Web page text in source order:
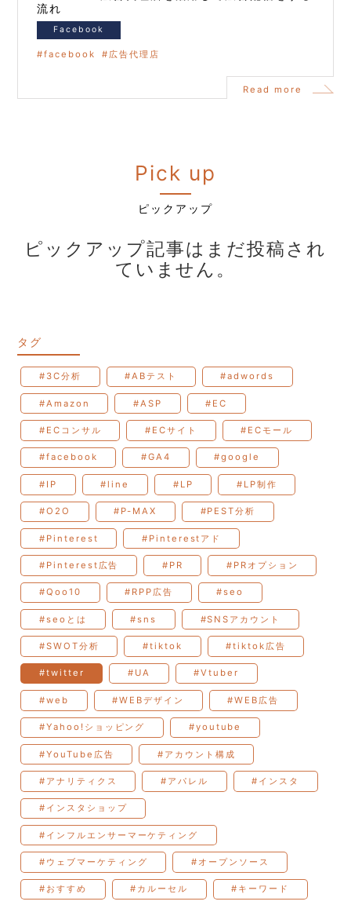
流れ
Facebook
facebook 広告代理店
Read more
Pick up
ピックアップ
ピックアップ記事はまだ投稿され
ていません。
タグ
#3C分析 #ABテスト #adwords
#Amazon #ASP #EC
#ECコンサル #ECサイト #ECモール
#facebook #GA4 #google
#IP #line #LP #LP制作
#O2O #P-MAX #PEST分析
#Pinterest #Pinterestアド
#Pinterest広告 #PR #PRオプション
#Qoo10 #RPP広告 #seo
#seoとは #sns #SNSアカウント
#SWOT分析 #tiktok #tiktok広告
#twitter #UA #Vtuber
#web #WEBデザイン #WEB広告
#Yahoo!ショッピング #youtube
#YouTube広告 #アカウント構成
#アナリティクス #アパレル #インスタ
#インスタショップ
#インフルエンサーマーケティング
#ウェブマーケティング #オープンソース
#おすすめ #カルーセル #キーワード